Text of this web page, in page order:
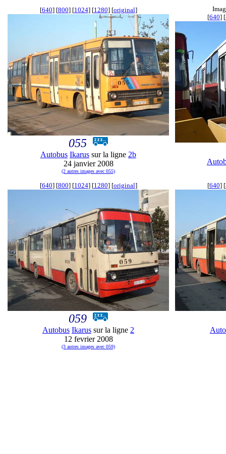
[640] [800] [1024] [1280] [original]
055
Autobus Ikarus sur la ligne 2b
24 janvier 2008
(2 autres images avec 055)
[640] [
[640] [800] [1024] [1280] [original]
059
Autobus Ikarus sur la ligne 2
12 fevrier 2008
(3 autres images avec 059)
[640] [